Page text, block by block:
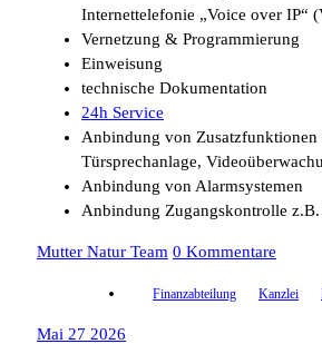
Internettelefonie „Voice over IP“
Vernetzung & Programmierung
Einweisung
technische Dokumentation
24h Service
Anbindung von Zusatzfunktionen
Türsprechanlage,
Anbindung von Alarmsystemen
Anbindung Zugangskontrolle z.B.
Mutter Natur Team 0 Kommentare
Finanzabteilung Kanzlei
Mai 27 2026